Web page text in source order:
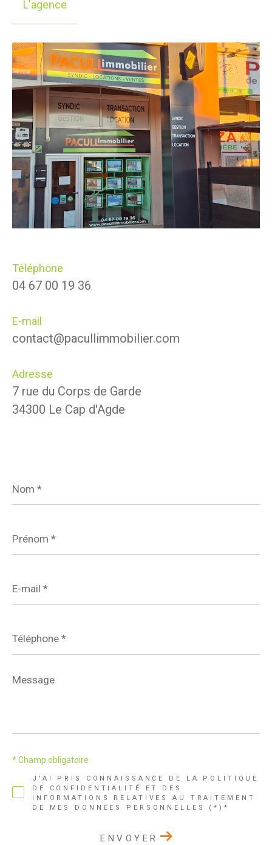
L'agence
Téléphone
04 67 00 19 36
E-mail
contact@pacullimmobilier.com
Adresse
7 rue du Corps de Garde
34300 Le Cap d'Agde
*
*
mail
*
*
Message
*
J'AI PRIS CONNAISSANCE DE LA POLITIQUE
DE CONFIDENTIALITÉ ET DES
INFORMATIONS RELATIVES AU TRAITEMENT
DE MES DONNÉES PERSONNELLES (*)*
* Champ obligatoire
ENVOYER